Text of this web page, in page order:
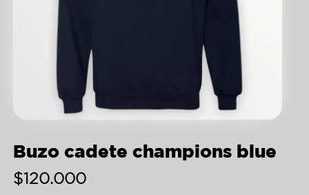
Buzo cadete champions blue
$120.000